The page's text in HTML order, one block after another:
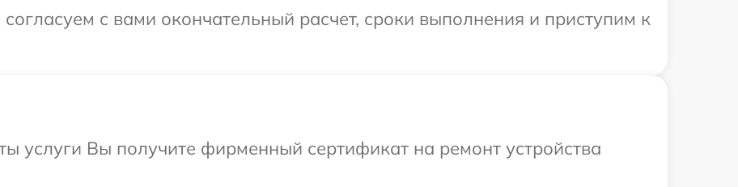
с вами окончательный расчет, сроки выполнения и приступим к
услуги Вы получите фирменный сертификат на ремонт устройства